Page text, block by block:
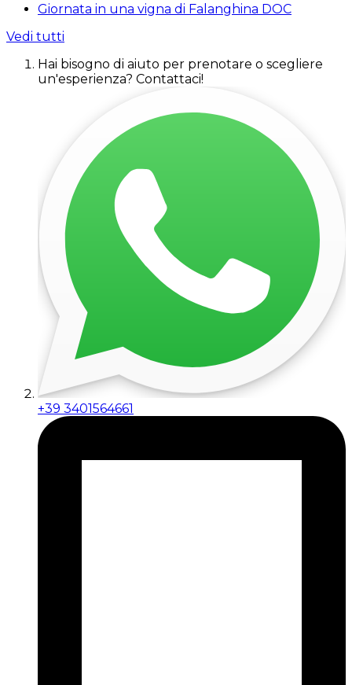
Giornata in una vigna di Falanghina DOC
Vedi tutti
Hai bisogno di aiuto per prenotare o scegliere
un'esperienza? Contattaci!
+39 3401564661